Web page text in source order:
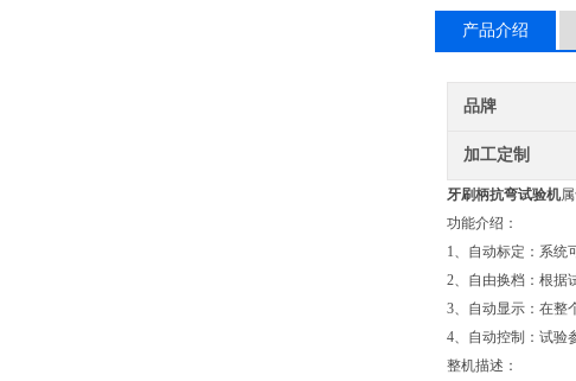
产品介绍
品牌
加工定制
牙刷柄抗弯试验机
功能介绍：
1、自动标定：系统
2、自由换档：根据
3、自动显示：在整
4、自动控制：试验
整机描述：